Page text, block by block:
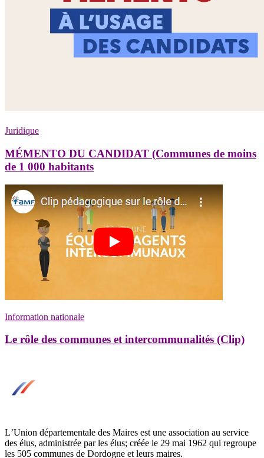
Juridique
MÉMENTO DU CANDIDAT (Communes de moins
de 1 000 habitants
Information nationale
Le rôle des communes et intercommunalités (Clip)
LʼUnion départementale des Maires est une association au service
des élus, administrée par les élus; créée le 29 mai 1962 qui regroupe
les 505 communes de Dordogne et leurs maires.